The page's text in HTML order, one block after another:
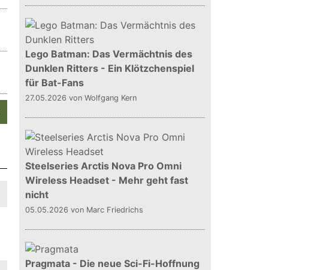
Lego Batman: Das Vermächtnis des
Dunklen Ritters - Ein Klötzchenspiel
für Bat-Fans
27.05.2026 von Wolfgang Kern
Steelseries Arctis Nova Pro Omni
Wireless Headset - Mehr geht fast
nicht
05.05.2026 von Marc Friedrichs
Pragmata - Die neue Sci-Fi-Hoffnung